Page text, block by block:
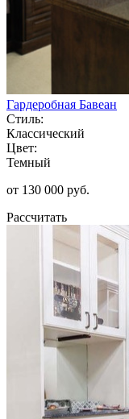
Гардеробная Бавеан
Стиль:
Классический
Цвет:
Темный
от 130 000 руб.
Рассчитать